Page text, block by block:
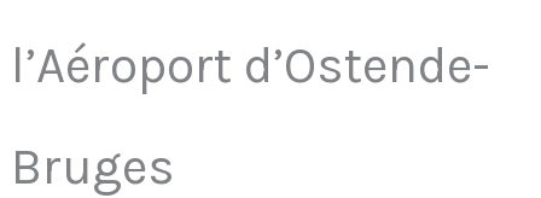
l’Aéroport d’Ostende-
Bruges